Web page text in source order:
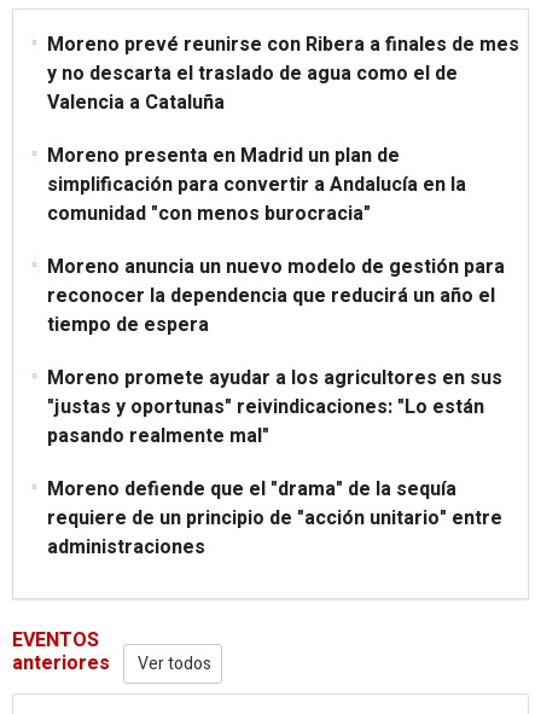
Moreno prevé reunirse con Ribera a finales de mes
y no descarta el traslado de agua como el de
Valencia a Cataluña
Moreno presenta en Madrid un plan de
simplificación para convertir a Andalucía en la
comunidad "con menos burocracia"
Moreno anuncia un nuevo modelo de gestión para
reconocer la dependencia que reducirá un año el
tiempo de espera
Moreno promete ayudar a los agricultores en sus
"justas y oportunas" reivindicaciones: "Lo están
pasando realmente mal"
Moreno defiende que el "drama" de la sequía
requiere de un principio de "acción unitario" entre
administraciones
EVENTOS
anteriores Ver todos